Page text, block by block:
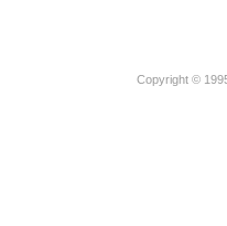
Copyright ©